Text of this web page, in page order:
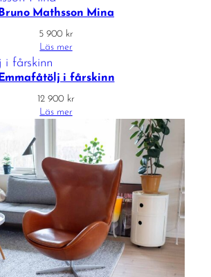
Bruno Mathsson Mina
5 900 kr
Läs mer
Emmafåtölj i fårskinn
12 900 kr
Läs mer